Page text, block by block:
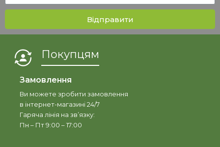
Відправити
Покупцям
Замовлення
Ви можете зробити замовлення
в інтернет-магазині 24/7
Гаряча лінія на зв’язку:
Пн – Пт 9:00 – 17:00